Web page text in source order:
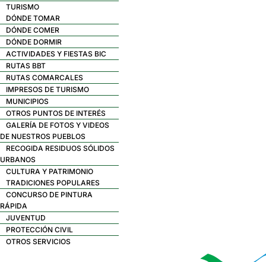
TURISMO
DÓNDE TOMAR
DÓNDE COMER
DÓNDE DORMIR
ACTIVIDADES Y FIESTAS BIC
RUTAS BBT
RUTAS COMARCALES
IMPRESOS DE TURISMO
MUNICIPIOS
OTROS PUNTOS DE INTERÉS
GALERÍA DE FOTOS Y VIDEOS
DE NUESTROS PUEBLOS
RECOGIDA RESIDUOS SÓLIDOS
URBANOS
CULTURA Y PATRIMONIO
TRADICIONES POPULARES
CONCURSO DE PINTURA
RÁPIDA
JUVENTUD
PROTECCIÓN CIVIL
OTROS SERVICIOS